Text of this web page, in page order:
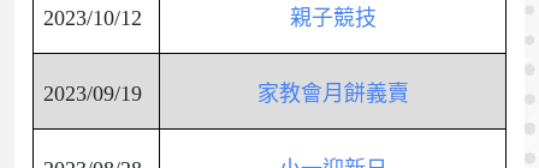
2023/10/12 親子競技
2023/09/19 家教會月餅義賣